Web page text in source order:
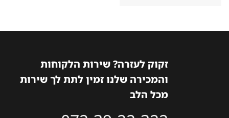
זקוק לעזרה? שירות הלקוחות
והמכירה שלנו זמין לתת לך שירות
מכל הלב